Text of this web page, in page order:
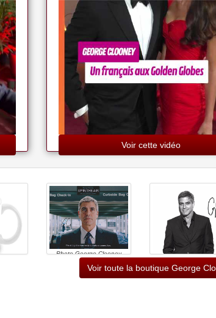
Voir cette vidéo
Photo George Clooney
Autographe Dédicacé 20,3
X 25,4 Cm
Voir toute la boutique George